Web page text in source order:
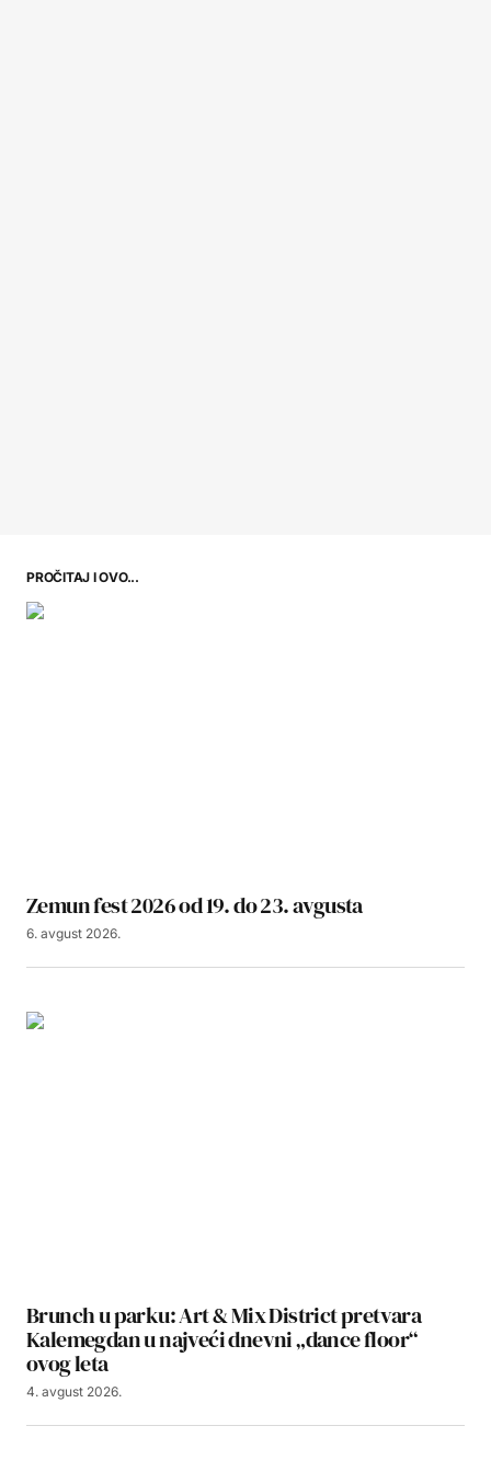
PROČITAJ I OVO...
Zemun fest 2026 od 19. do 23. avgusta
6. avgust 2026.
Brunch u parku: Art & Mix District pretvara
Kalemegdan u najveći dnevni „dance floor“
ovog leta
4. avgust 2026.